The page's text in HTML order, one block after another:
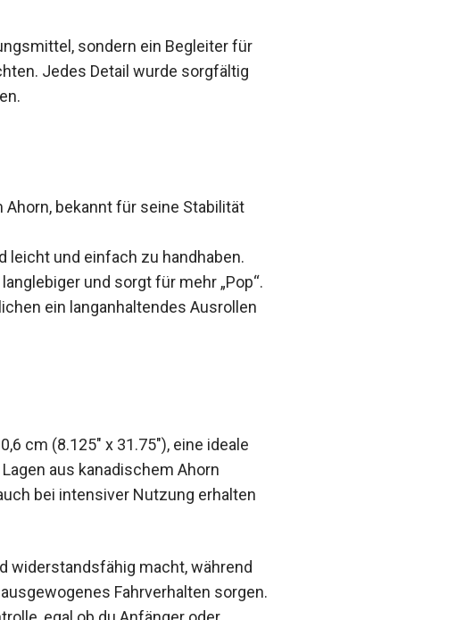
sondern ein Begleiter für
Jedes Detail wurde sorgfältig
Ahorn, bekannt für seine Stabilität
leicht und einfach zu handhaben.
und sorgt für mehr „Pop“.
ein langanhaltendes Ausrollen
cm (8.125″ x 31.75″), eine ideale
aus kanadischem Ahorn
bei intensiver Nutzung erhalten
widerstandsfähig macht, während
Fahrverhalten
Kontrolle, egal ob du Anfänger